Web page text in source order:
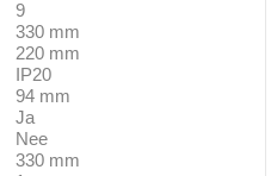
9
330 mm
220 mm
IP20
94 mm
Ja
Nee
330 mm